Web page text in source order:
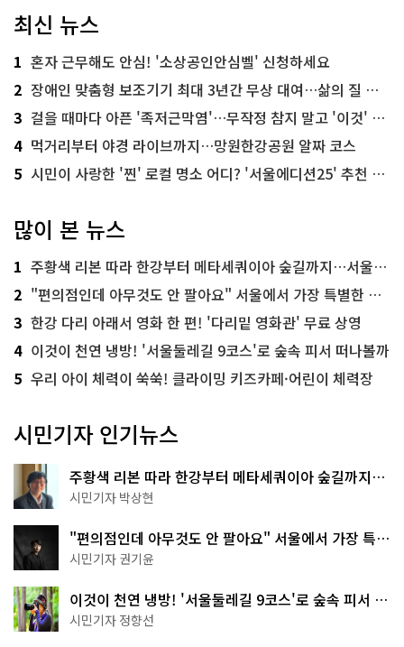
최신 뉴스
1 혼자 근무해도 안심! '소상공인안심벨' 신청하세요
2 장애인 맞춤형 보조기기 최대 3년간 무상 대여…삶의 질 높인다
3 걸을 때마다 아픈 '족저근막염'…무작정 참지 말고 '이것' 해보세요!
4 먹거리부터 야경 라이브까지…망원한강공원 알짜 코스
5 시민이 사랑한 '찐' 로컬 명소 어디? '서울에디션25' 추천 코스
많이 본 뉴스
1 주황색 리본 따라 한강부터 메타세쿼이아 숲길까지…서울둘레길 15코스
2 "편의점인데 아무것도 안 팔아요" 서울에서 가장 특별한 편의점의 정체
3 한강 다리 아래서 영화 한 편! '다리밑 영화관' 무료 상영
4 이것이 천연 냉방! '서울둘레길 9코스'로 숲속 피서 떠나볼까
5 우리 아이 체력이 쑥쑥! 클라이밍 키즈카페·어린이 체력장
시민기자 인기뉴스
주황색 리본 따라 한강부터 메타세쿼이아 숲길까지…
서울둘레길 15코스
시민기자 박상현
"편의점인데 아무것도 안 팔아요" 서울에서 가장 특별
한 편의점의 정체
시민기자 권기윤
이것이 천연 냉방! '서울둘레길 9코스'로 숲속 피서 떠
나볼까
시민기자 정향선